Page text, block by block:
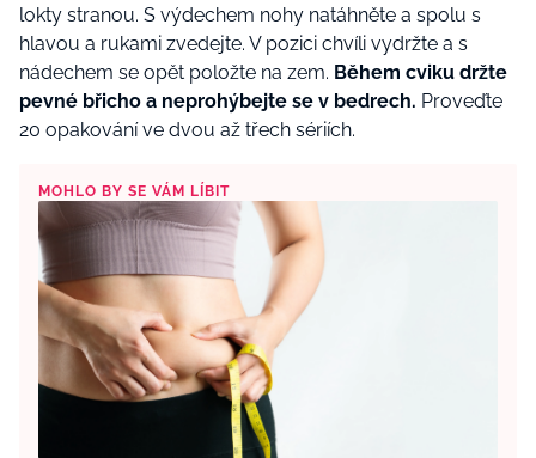
lokty stranou. S výdechem nohy natáhněte a spolu s
hlavou a rukami zvedejte. V pozici chvíli vydržte a s
nádechem se opět položte na zem. Během cviku držte
pevné břicho a neprohýbejte se v bedrech. Proveďte
20 opakování ve dvou až třech sériích.
MOHLO BY SE VÁM LÍBIT